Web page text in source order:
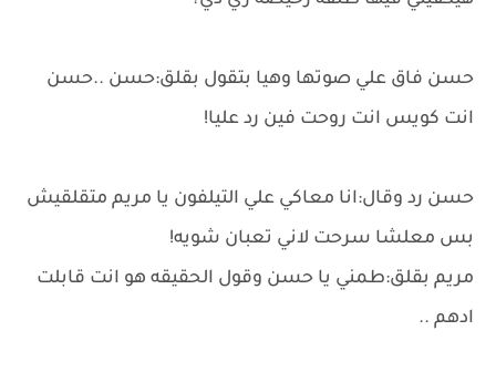
حسن فاق علي صوتها وهيا بتقول بقلق:حسن ..حسن
انت كويس انت روحت فين رد عليا!
حسن رد وقال:انا معاكي علي التيلفون يا مريم متقلقيش
بس معلشا سرحت لاني تعبان شويه!
مريم بقلق:طمني يا حسن وقول الحقيقه هو انت قابلت
ادهم ..